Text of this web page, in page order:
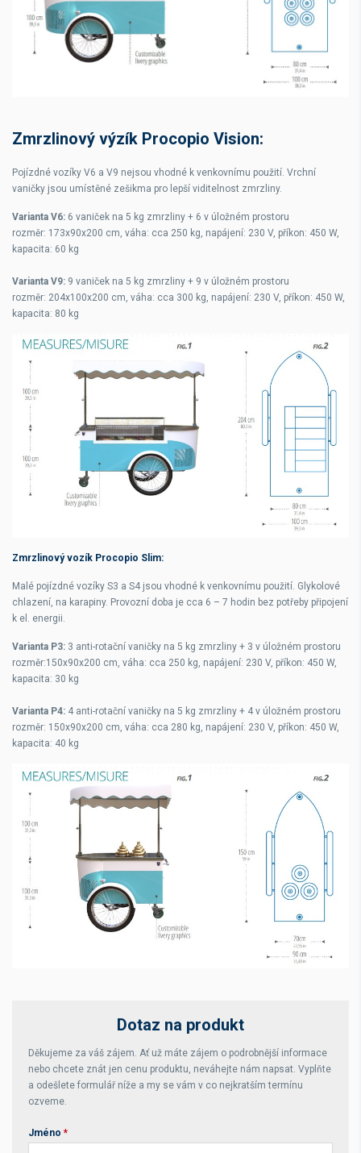
Zmrzlinový výzík Procopio Vision:
Pojízdné vozíky V6 a V9 nejsou vhodné k venkovnímu použití. Vrchní
vaničky jsou umístěné zešikma pro lepší viditelnost zmrzliny.
Varianta V6: 6 vaniček na 5 kg zmrzliny + 6 v úložném prostoru
rozměr: 173x90x200 cm, váha: cca 250 kg, napájení: 230 V, příkon: 450 W,
kapacita: 60 kg
Varianta V9: 9 vaniček na 5 kg zmrzliny + 9 v úložném prostoru
rozměr: 204x100x200 cm, váha: cca 300 kg, napájení: 230 V, příkon: 450 W,
kapacita: 80 kg
Zmrzlinový vozík Procopio Slim:
Malé pojízdné vozíky S3 a S4 jsou vhodné k venkovnímu použití. Glykolové
chlazení, na karapiny. Provozní doba je cca 6 – 7 hodin bez potřeby připojení
k el. energii.
Varianta P3: 3 anti-rotační vaničky na 5 kg zmrzliny + 3 v úložném prostoru
rozměr:150x90x200 cm, váha: cca 250 kg, napájení: 230 V, příkon: 450 W,
kapacita: 30 kg
Varianta P4: 4 anti-rotační vaničky na 5 kg zmrzliny + 4 v úložném prostoru
rozměr: 150x90x200 cm, váha: cca 280 kg, napájení: 230 V, příkon: 450 W,
kapacita: 40 kg
Dotaz na produkt
Děkujeme za váš zájem. Ať už máte zájem o podrobnější informace
nebo chcete znát jen cenu produktu, neváhejte nám napsat. Vyplňte
a odešlete formulář níže a my se vám v co nejkratším termínu
ozveme.
Jméno *